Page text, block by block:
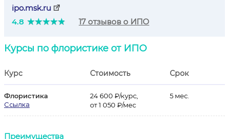
ipo.msk.ru
4.8
17 отзывов о ИПО
Курсы по флористике от ИПО
Курс Стоимость Срок
Флористика
Ссылка
24 600 ₽/курс,
от 1 050 ₽/мес
5 мес.
Преимущества